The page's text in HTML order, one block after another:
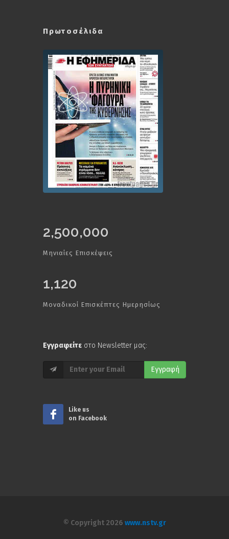
Πρωτοσέλιδα
2,500,000
Μηνιαίες Επισκέψεις
1,120
Μοναδικοί Επισκέπτες Ημερησίως
Εγγραφείτε στο Newsletter μας:
Εγγραφή
Like us
on Facebook
© Copyright 2026 www.nstv.gr